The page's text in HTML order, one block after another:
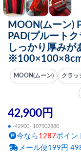
MOON(ムーン)
PAD(プルート
しっかり厚みが
MOON(ムーン) クラッ
42,900円
● -42900- 107502880
今なら 1287ポイン
メール便199円